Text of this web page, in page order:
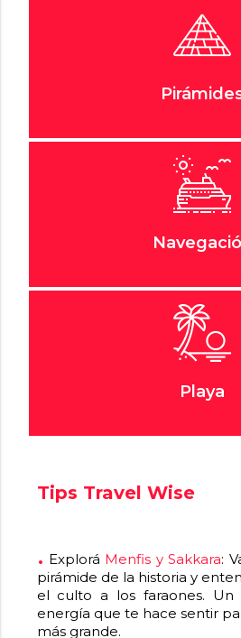
Playa
Tips Travel Wise
Explorá Menfis y Sakkara:
pirámide de la historia y
el culto a los faraones. Un
energía que te hace sentir
más grande.